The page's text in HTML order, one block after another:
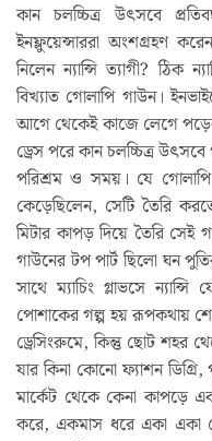
কান চলচ্চিত্র উৎসবে
ইনফ্লুয়েন্সাররা অংশগ্রহণ
নিলেন ন্যান্সি ত্যাগী? ঠিক
বিখ্যাত গোলাপি গাউন।
আগে থেকেই কাজে লেগে পড়েন
ড্রেস পরে কান চলচ্চিত্র
পরিশ্রম ও সময়। যে গোলাপি
কেড়েছিলেন, সেটি তৈরি
মিটার কাপড় দিয়ে তৈরি
গাউনের টপ পার্ট ছিলো ঘন
সাথে ম্যাচিং গ্লাভসে
পোশাকের গল্প হয় রূপকথায়
ড্রেসিংরুমে, কিন্তু ছোট শহর
যার কিনা কোনো ফ্যাশন
মার্কেট থেকে কেনা কাপড়ে
করে, একমাস ধরে একা একা